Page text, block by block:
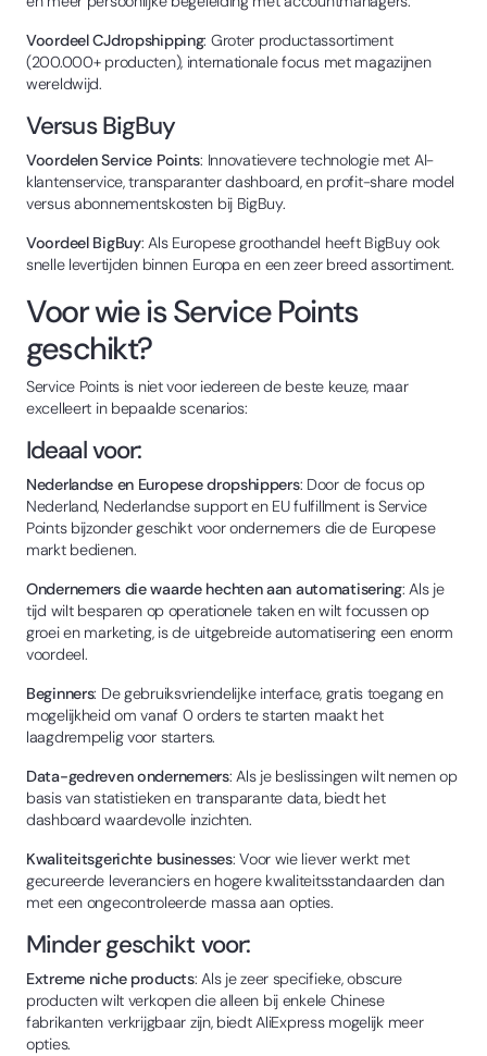
Voordeel CJdropshipping: Groter productassortiment
(200.000+ producten), internationale focus met magazijnen
wereldwijd.
Versus BigBuy
Voordelen Service Points: Innovatievere technologie met AI-
klantenservice, transparanter dashboard, en profit-share model
versus abonnementskosten bij BigBuy.
Voordeel BigBuy: Als Europese groothandel heeft BigBuy ook
snelle levertijden binnen Europa en een zeer breed assortiment.
Voor wie is Service Points
geschikt?
Service Points is niet voor iedereen de beste keuze, maar
excelleert in bepaalde scenarios:
Ideaal voor:
Nederlandse en Europese dropshippers: Door de focus op
Nederland, Nederlandse support en EU fulfillment is Service
Points bijzonder geschikt voor ondernemers die de Europese
markt bedienen.
Ondernemers die waarde hechten aan automatisering: Als je
tijd wilt besparen op operationele taken en wilt focussen op
groei en marketing, is de uitgebreide automatisering een enorm
voordeel.
Beginners: De gebruiksvriendelijke interface, gratis toegang en
mogelijkheid om vanaf 0 orders te starten maakt het
laagdrempelig voor starters.
Data-gedreven ondernemers: Als je beslissingen wilt nemen op
basis van statistieken en transparante data, biedt het
dashboard waardevolle inzichten.
Kwaliteitsgerichte businesses: Voor wie liever werkt met
gecureerde leveranciers en hogere kwaliteitsstandaarden dan
met een ongecontroleerde massa aan opties.
Minder geschikt voor:
Extreme niche products: Als je zeer specifieke, obscure
producten wilt verkopen die alleen bij enkele Chinese
fabrikanten verkrijgbaar zijn, biedt AliExpress mogelijk meer
opties.